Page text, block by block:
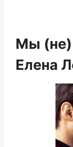
Мы (не)
Елена